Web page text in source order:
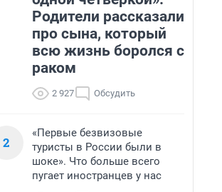
Родители рассказали
про сына, который
всю жизнь боролся с
раком
2 927 Обсудить
2
«Первые безвизовые
туристы в России были в
шоке». Что больше всего
пугает иностранцев у нас